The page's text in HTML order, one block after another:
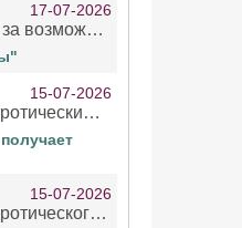
17-07-2026
Я конечно благодарна за возможность бесплатно слушать книги даже новинки , но чтение этой книги просто ужасно
15-07-2026
Автор переборщил с эротическими сценами. Похоже, с этим у него проблемы.
15-07-2026
Автор переборщил с эротического сценами. Похоже, с этим у него проблемы.